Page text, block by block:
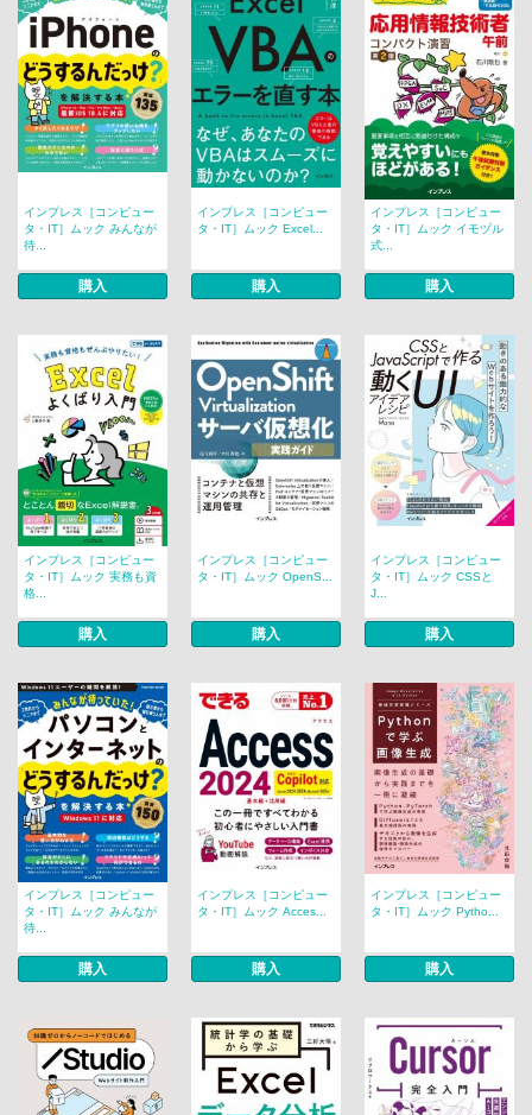
インプレス［コンピュー
タ・IT］ムック みんなが
待...
購入
インプレス［コンピュー
タ・IT］ムック Excel...
購入
インプレス［コンピュー
タ・IT］ムック イモヅル
式...
購入
インプレス［コンピュー
タ・IT］ムック 実務も資
格...
購入
インプレス［コンピュー
タ・IT］ムック OpenS...
購入
インプレス［コンピュー
タ・IT］ムック CSSと
J...
購入
インプレス［コンピュー
タ・IT］ムック みんなが
待...
購入
インプレス［コンピュー
タ・IT］ムック Acces...
購入
インプレス［コンピュー
タ・IT］ムック Pytho...
購入